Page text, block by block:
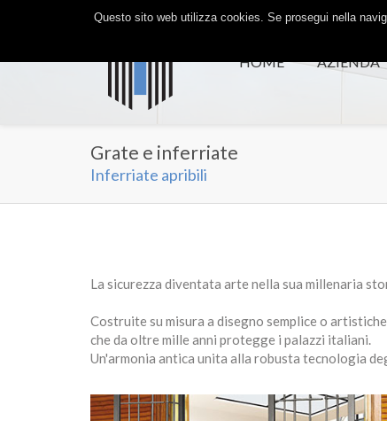
HOME AZIENDA
Grate e inferriate
Inferriate apribili
La sicurezza diventata arte nella sua millenaria
Costruite su misura a disegno semplice o
che da oltre mille anni protegge i palazzi italiani.
Un'armonia antica unita alla robusta tecnologia
Questo sito web utilizza cookies. Se prosegui nella